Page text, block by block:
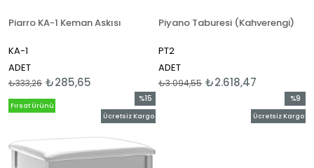
Piarro KA-1 Keman Askısı
KA-1
ADET
₺285,65
₺333,26
Piyano Taburesi (Kahverengi)
PT2
ADET
₺2.618,47
₺3.094,55
%15
İndirim
%15İndirim
Ücretsiz Kargo
Fırsat Ürünü
%9
İndirim
Ücretsiz Kargo